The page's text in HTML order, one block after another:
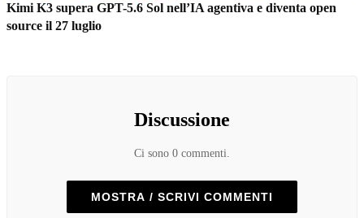
Kimi K3 supera GPT-5.6 Sol nell’IA agentiva e diventa open
source il 27 luglio
Discussione
Ci sono 0 commenti.
MOSTRA / SCRIVI COMMENTI